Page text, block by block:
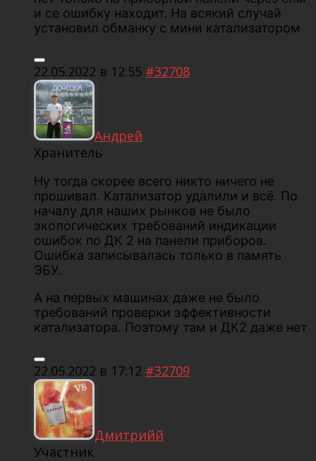
и се ошибку находит. На всякий случай
установил обманку с мини катализатором
22.05.2022 в 12:55 #32708
Андрей
Хранитель
Ну тогда скорее всего никто ничего не
прошивал. Катализатор удалили и всё. По
началу для наших рынков не было
экологических требований индикации
ошибок по ДК 2 на панели приборов.
Ошибка записывалась только в память
ЭБУ.
А на первых машинах даже не было
требований проверки эффективности
катализатора. Поэтому там и ДК2 даже нет
22.05.2022 в 17:12 #32709
Дмитрийй
Участник